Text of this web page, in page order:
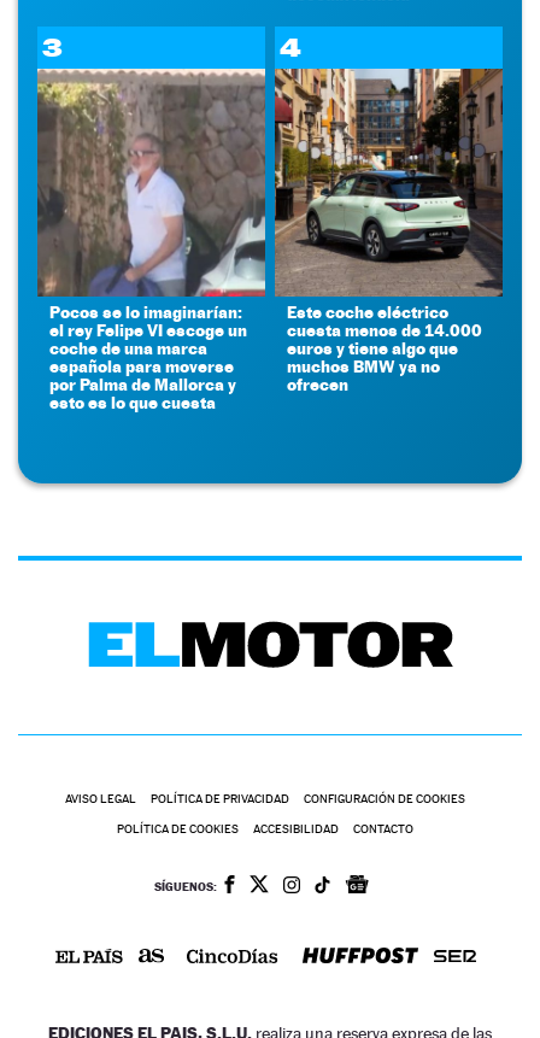
3
Pocos se lo imaginarían:
el rey Felipe VI escoge un
coche de una marca
española para moverse
por Palma de Mallorca y
esto es lo que cuesta
4
Este coche eléctrico
cuesta menos de 14.000
euros y tiene algo que
muchos BMW ya no
ofrecen
AVISO LEGAL POLÍTICA DE PRIVACIDAD CONFIGURACIÓN DE COOKIES
POLÍTICA DE COOKIES ACCESIBILIDAD CONTACTO
SÍGUENOS:
EDICIONES EL PAIS, S.L.U. realiza una reserva expresa de las